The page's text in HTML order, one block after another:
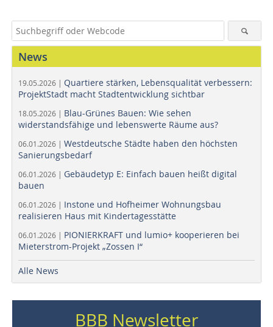
News
19.05.2026 | Quartiere stärken, Lebensqualität verbessern:
ProjektStadt macht Stadtentwicklung sichtbar
18.05.2026 | Blau-Grünes Bauen: Wie sehen
widerstandsfähige und lebenswerte Räume aus?
06.01.2026 | Westdeutsche Städte haben den höchsten
Sanierungsbedarf
06.01.2026 | Gebäudetyp E: Einfach bauen heißt digital
bauen
06.01.2026 | Instone und Hofheimer Wohnungsbau
realisieren Haus mit Kindertagesstätte
06.01.2026 | PIONIERKRAFT und lumio+ kooperieren bei
Mieterstrom-Projekt „Zossen I“
Alle News
BBB Newsletter